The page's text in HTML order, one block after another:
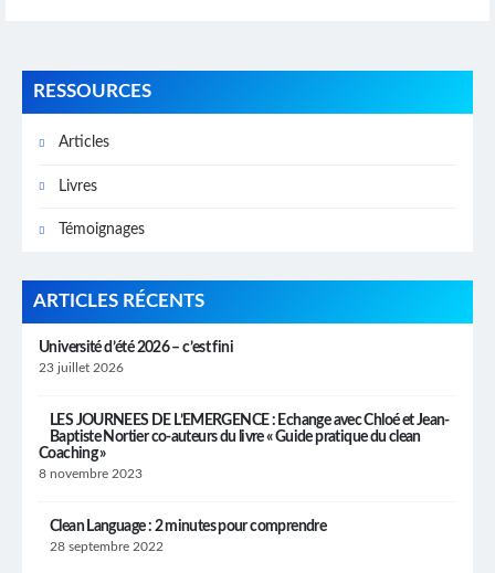
RESSOURCES
Articles
Livres
Témoignages
ARTICLES RÉCENTS
Université d’été 2026 – c’est fini
23 juillet 2026
LES JOURNEES DE L’EMERGENCE : Echange avec Chloé et Jean-
Baptiste Nortier co-auteurs du livre « Guide pratique du clean
Coaching »
8 novembre 2023
Clean Language : 2 minutes pour comprendre
28 septembre 2022